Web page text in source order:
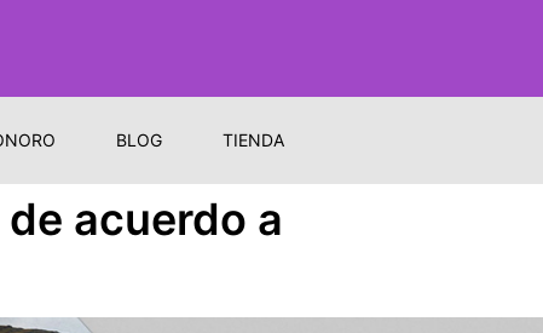
BLOG TIENDA
acuerdo a